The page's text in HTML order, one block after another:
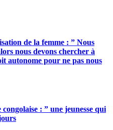
de la femme : ” Nous
nous devons chercher à
autonome pour ne pas nous
: ” une jeunesse qui